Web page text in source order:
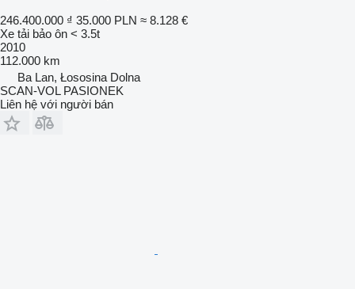
246.400.000 ₫ 35.000 PLN ≈ 8.128 €
Xe tải bảo ôn < 3.5t
2010
112.000 km
Ba Lan, Łososina Dolna
SCAN-VOL PASIONEK
Liên hệ với người bán